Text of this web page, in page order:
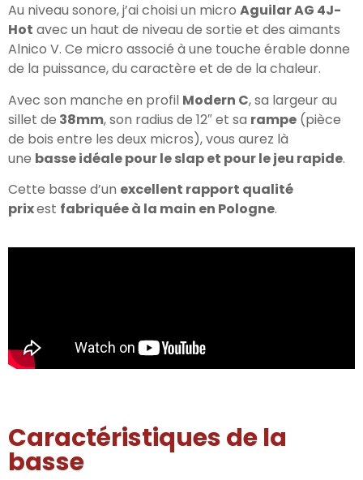
Au niveau sonore, j’ai choisi un micro Aguilar AG 4J-
Hot avec un haut de niveau de sortie et des aimants
Alnico V. Ce micro associé à une touche érable donne
de la puissance, du caractère et de de la chaleur.
Avec son manche en profil Modern C, sa largeur au
sillet de 38mm, son radius de 12″ et sa rampe (pièce
de bois entre les deux micros), vous aurez là
une basse idéale pour le slap et pour le jeu rapide.
Cette basse d’un excellent rapport qualité
prixest fabriquée à la main en Pologne.
Caractéristiques de la
basse